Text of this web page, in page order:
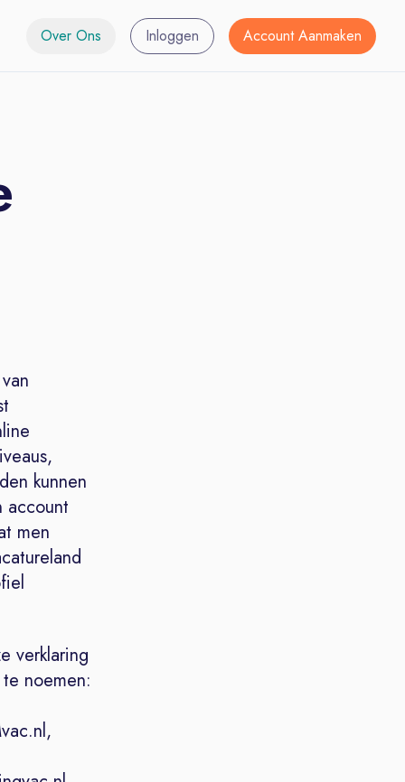
Over Ons Inloggen Account Aanmaken
kunnen
account
men
verklaring
noemen: